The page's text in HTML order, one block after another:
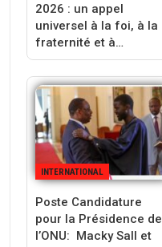
2026 : un appel
universel à la foi, à la
fraternité et à…
INTERNATIONAL
Poste Candidature
pour la Présidence de
l’ONU: Macky Sall et